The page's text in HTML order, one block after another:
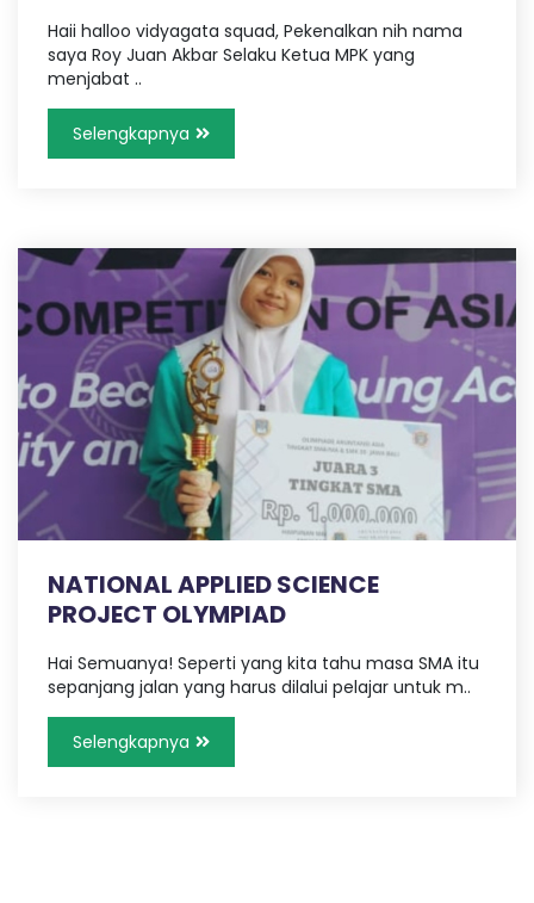
Haii halloo vidyagata squad, Pekenalkan nih nama
saya Roy Juan Akbar Selaku Ketua MPK yang
menjabat ..
Selengkapnya
NATIONAL APPLIED SCIENCE
PROJECT OLYMPIAD
Hai Semuanya! Seperti yang kita tahu masa SMA itu
sepanjang jalan yang harus dilalui pelajar untuk m..
Selengkapnya